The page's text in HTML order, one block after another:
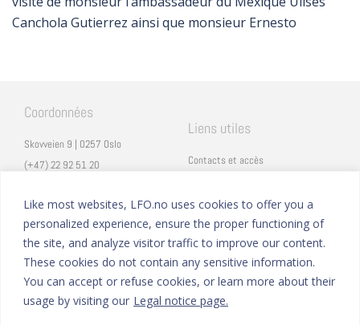
Like most websites, LFO.no uses cookies to offer you a
personalized experience, ensure the proper functioning of
the site, and analyze visitor traffic to improve our content.
These cookies do not contain any sensitive information.
You can accept or refuse cookies, or learn more about their
usage by visiting our Legal notice page.
Canchola Gutierrez ainsi que monsieur Ernesto
Coordonnées
Skovveien 9 | 0257 Oslo
(+47) 22 92 51 20
Vulkan 11 | 0178 Oslo
Liens utiles
Contacts et accès
Mentions légales
Eduka
ProNote
Suivez nous Nous formons sur